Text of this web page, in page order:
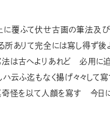
覆ふて伏せ古画の筆法及
ありて完全には寫し得ず後
古へよりあれど 必用に迫
云ふ迄もなく揚げ々々して
怪を以て人顔を寫す 今日